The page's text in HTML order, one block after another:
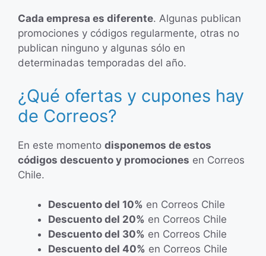
Cada empresa es diferente. Algunas publican
promociones y códigos regularmente, otras no
publican ninguno y algunas sólo en
determinadas temporadas del año.
¿Qué ofertas y cupones hay
de Correos?
En este momento disponemos de estos
códigos descuento y promociones en Correos
Chile.
Descuento del 10% en Correos Chile
Descuento del 20% en Correos Chile
Descuento del 30% en Correos Chile
Descuento del 40% en Correos Chile